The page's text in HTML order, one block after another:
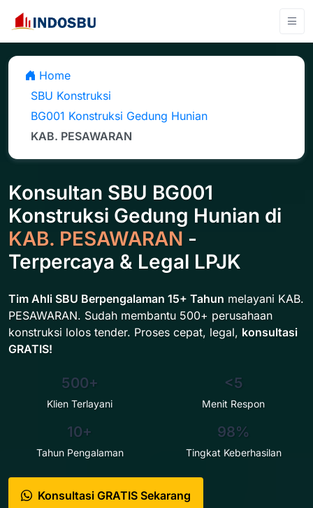
Home
SBU Konstruksi
BG001 Konstruksi Gedung Hunian
KAB. PESAWARAN
Konsultan SBU BG001
Konstruksi Gedung Hunian di
KAB. PESAWARAN -
Terpercaya & Legal LPJK
Tim Ahli SBU Berpengalaman 15+ Tahun melayani KAB.
PESAWARAN. Sudah membantu 500+ perusahaan
konstruksi lolos tender. Proses cepat, legal, konsultasi
GRATIS!
500+
Klien Terlayani
<5
Menit Respon
10+
Tahun Pengalaman
98%
Tingkat Keberhasilan
Konsultasi GRATIS Sekarang